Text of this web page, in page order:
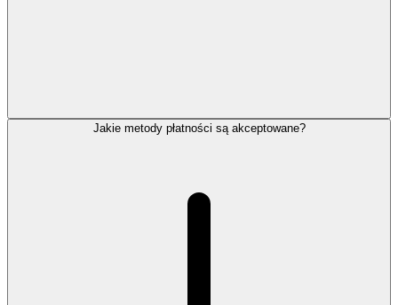
Jakie metody płatności są akceptowane?